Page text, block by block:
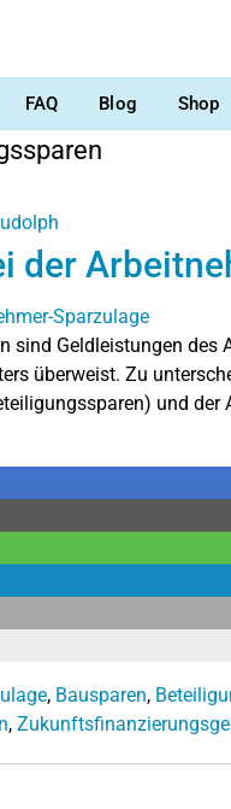
FAQ Blog Shop
der
sind Geldleistungen des
überweist. Zu
und
, Bausparen,
,